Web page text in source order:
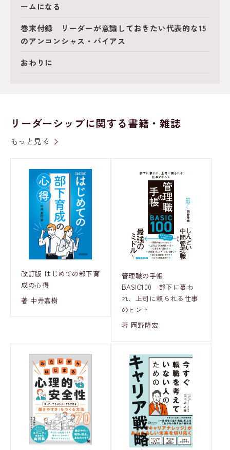
ームになる
巻末付録 リーダーが意識しておきたい代表的な15
のアンコンシャス・バイアス
おわりに
リーダーシップに関する書籍・雑誌
もっと見る
改訂版 はじめての部下育
成の心得
著 中井嘉樹
管理職の手帳
BASIC100 部下に慕わ
れ、上司に頼られる仕事
のヒント
著 岡野隆宏